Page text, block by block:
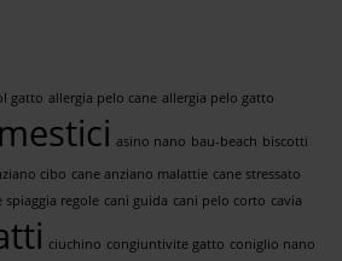
gatto allergia pelo cane allergia pelo gatto
asino nano bau-beach biscotti
cibo cane anziano malattie cane stressato
spiaggia regole cani guida cani pelo corto cavia
ciuchino congiuntivite gatto coniglio nano